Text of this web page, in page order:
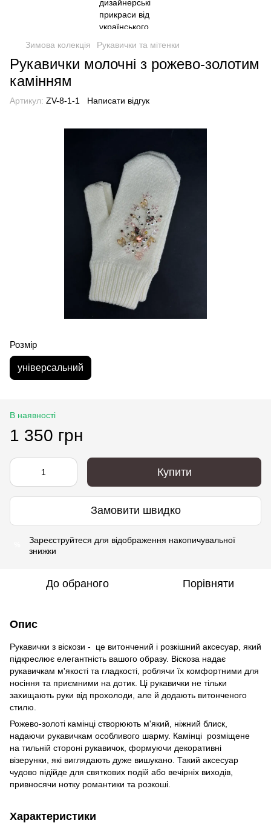
Зимова колекція Рукавички та мітенки
Рукавички молочні з рожево-золотим
камінням
Артикул: ZV-8-1-1 Написати відгук
Розмір
універсальний
В наявності
1 350 грн
Купити
Замовити швидко
Зареєструйтеся для відображення накопичувальної
знижки
До обраного Порівняти
Опис
Рукавички з віскози - це витончений і розкішний аксесуар, який
підкреслює елегантність вашого образу. Віскоза надає
рукавичкам м'якості та гладкості, роблячи їх комфортними для
носіння та приємними на дотик. Ці рукавички не тільки
захищають руки від прохолоди, але й додають витонченого
стилю.
Рожево-золоті камінці створюють м'який, ніжний блиск,
надаючи рукавичкам особливого шарму. Камінці розміщене
на тильній стороні рукавичок, формуючи декоративні
візерунки, які виглядають дуже вишукано. Такий аксесуар
чудово підійде для святкових подій або вечірніх виходів,
привносячи нотку романтики та розкоші.
Характеристики